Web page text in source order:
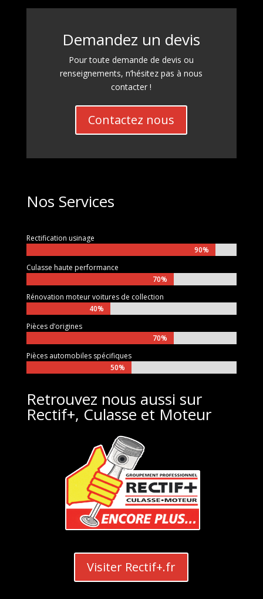
Demandez un devis
Pour toute demande de devis ou
renseignements, n’hésitez pas à nous
contacter !
Contactez nous
Nos Services
Rectification usinage
90%
90%
Culasse haute performance
70%
70%
Rénovation moteur voitures de collection
40%
40%
Pièces d’origines
70%
70%
Pièces automobiles spécifiques
50%
50%
Retrouvez nous aussi sur
Rectif+, Culasse et Moteur
Visiter Rectif+.fr